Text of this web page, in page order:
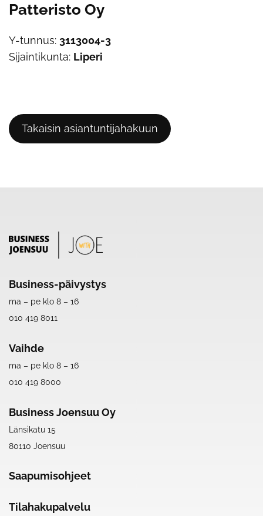
Patteristo Oy
Y-tunnus: 3113004-3
Sijaintikunta: Liperi
Takaisin asiantuntijahakuun
Business-päivystys
ma – pe klo 8 – 16
010 419 8011
Vaihde
ma – pe klo 8 – 16
010 419 8000
Business Joensuu Oy
Länsikatu 15
80110 Joensuu
Saapumisohjeet
Tilahakupalvelu